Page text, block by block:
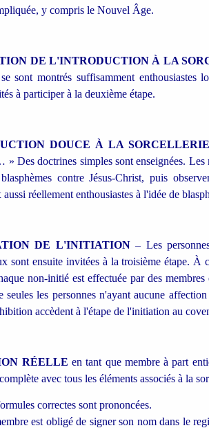
y compris le Nouvel Âge.
DE L'INTRODUCTION À LA
sont montrés suffisamment enthousiastes
à participer à la deuxième étape.
DOUCE À LA SORCELLERIE
» Des doctrines simples sont enseignées. Les
contre Jésus-Christ, puis
réellement enthousiastes à l'idée de
DE L'INITIATION– Les
sont ensuite invitées à la troisième étape. À
non-initié est effectuée par des
seules les personnes n'ayant aucune
accèdent à l'étape de l'initiation au
RÉELLE en tant que membre à part
avec tous les éléments associés à la
correctes sont prononcées.
est obligé de signer son nom dans le